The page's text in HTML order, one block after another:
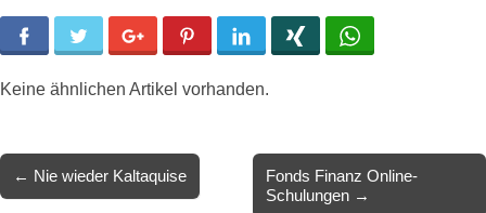
Facebook Twitter Google+ Pinterest LinkedIn
Keine ähnlichen Artikel vorhanden.
navigation
← Nie wieder Kaltaquise
Fonds Finanz Online-
Schulungen →